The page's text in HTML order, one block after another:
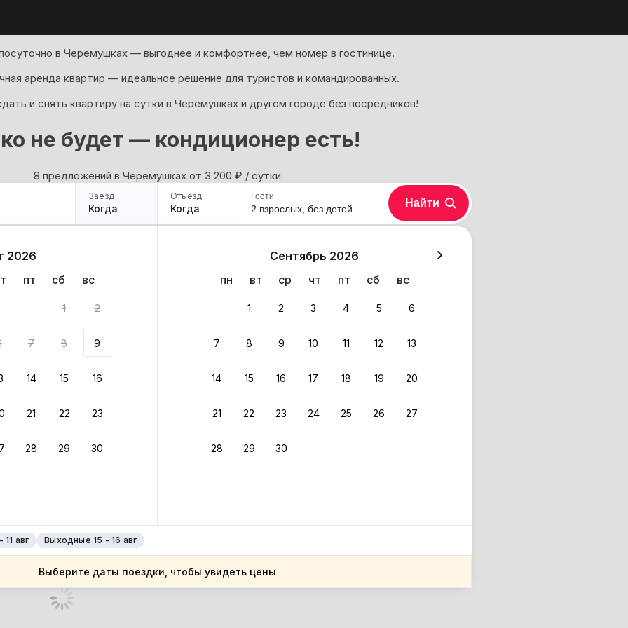
в Черемушках — выгоднее и комфортнее, чем номер в гостинице.
аренда квартир — идеальное решение для туристов и командированных.
и снять квартиру на сутки в Черемушках и другом городе без посредников!
не будет — кондиционер есть!
8 предложений в Черемушках oт 3 200 ₽ / сутки
Заезд
Когда
Отъезд
Когда
2026
пт сб вс
1 2
7 8 9
14 15 16
21 22 23
28 29 30
Сентябрь 2026
пн
вт ср чт пт сб вс
1 2 3 4 5 6
7 8 9 10 11 12 13
14 15 16 17 18 19 20
21 22 23 24 25 26 27
28 29 30
11 авг Выходные 15 - 16 авг
Выберите даты поездки, чтобы увидеть цены
Гости
2 взрослых, без детей Найти
4%